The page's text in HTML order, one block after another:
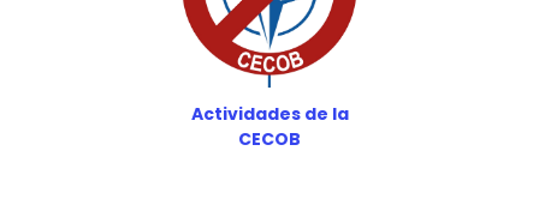
Actividades de la
CECOB